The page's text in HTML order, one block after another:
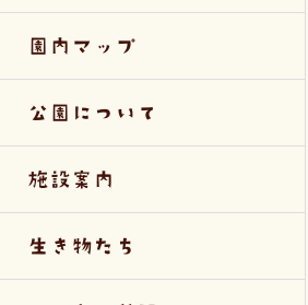
園内マップ
公園について
施設案内
生き物たち